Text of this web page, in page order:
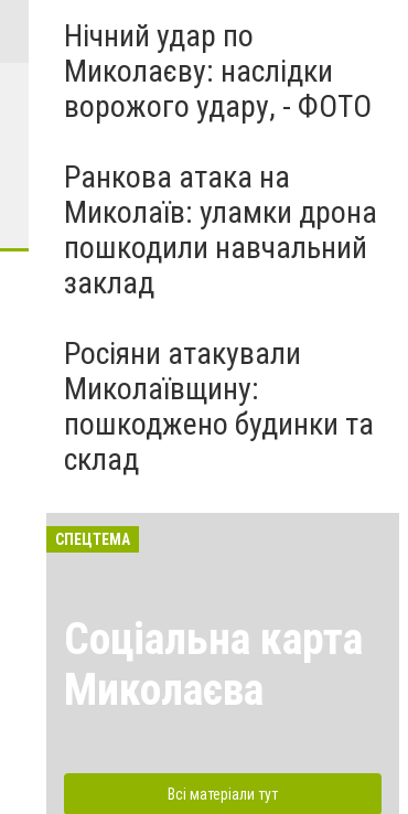
Нічний удар по
Миколаєву: наслідки
ворожого удару, - ФОТО
Ранкова атака на
Миколаїв: уламки дрона
пошкодили навчальний
заклад
Росіяни атакували
Миколаївщину:
пошкоджено будинки та
склад
СПЕЦТЕМА
Соціальна карта
Миколаєва
Всі матеріали тут